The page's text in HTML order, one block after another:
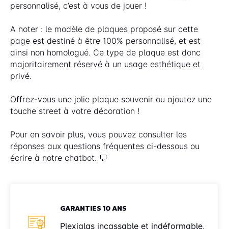
personnalisé, c’est à vous de jouer !
A noter : le modèle de plaques proposé sur cette
page est destiné à être 100% personnalisé, et est
ainsi non homologué. Ce type de plaque est donc
majoritairement réservé à un usage esthétique et
privé.
Offrez-vous une jolie plaque souvenir ou ajoutez une
touche street à votre décoration !
Pour en savoir plus, vous pouvez consulter les
réponses aux questions fréquentes ci-dessous ou
écrire à notre chatbot. 💬
GARANTIES 10 ANS
Plexiglas incassable et indéformable,